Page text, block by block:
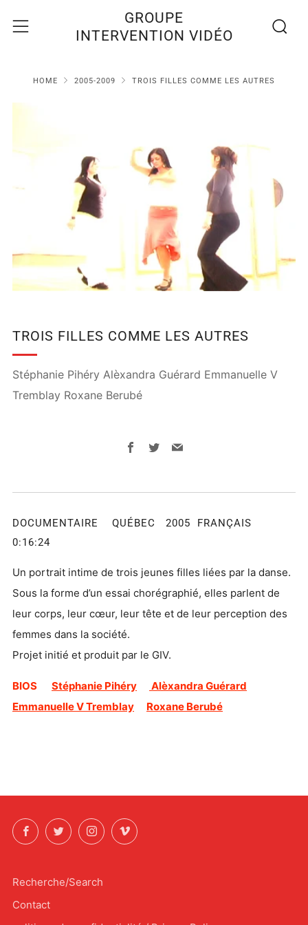
GROUPE
INTERVENTION VIDÉO
Menu
HOME 2005-2009 TROIS FILLES COMME LES AUTRES
TROIS FILLES COMME LES AUTRES
Stéphanie Pihéry Alèxandra Guérard Emmanuelle V
Tremblay Roxane Berubé
Facebook
TwitterEmail
DOCUMENTAIRE QUÉBEC 2005 FRANÇAIS
0:16:24
Un portrait intime de trois jeunes filles liées par la danse.
Sous la forme d’un essai chorégraphié, elles parlent de
leur corps, leur cœur, leur tête et de leur perception des
femmes dans la société.
Projet initié et produit par le GIV.
BIOS Stéphanie Pihéry
Alèxandra Guérard
Emmanuelle V Tremblay
Roxane Berubé
FacebookTwitterInstagramVimeo
Recherche/Search
Contact